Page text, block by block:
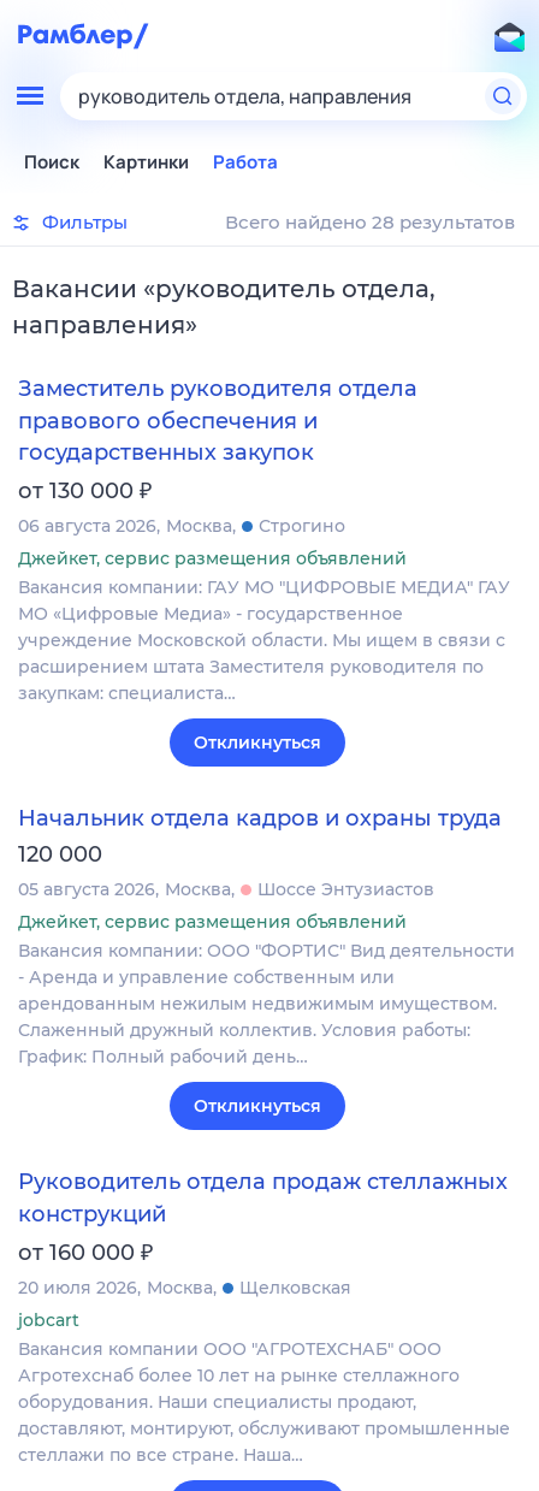
руководитель отдела, направления
Поиск Картинки Работа
Фильтры Всего найдено 28 результатов
Вакансии «руководитель отдела,
направления»
Заместитель руководителя отдела
правового обеспечения и
государственных закупок
от 130 000 ₽
06 августа 2026 Москва
Строгино
Джейкет, сервис размещения объявлений
Вакансия компании: ГАУ МО "ЦИФРОВЫЕ МЕДИА" ГАУ
МО «Цифровые Медиа» - государственное
учреждение Московской области. Мы ищем в связи с
расширением штата Заместителя руководителя по
закупкам: специалиста…
Откликнуться
Начальник отдела кадров и охраны труда
120 000
05 августа 2026 Москва
Шоссе Энтузиастов
Джейкет, сервис размещения объявлений
Вакансия компании: ООО "ФОРТИС" Вид деятельности
- Аренда и управление собственным или
арендованным нежилым недвижимым имуществом.
Слаженный дружный коллектив. Условия работы:
График: Полный рабочий день…
Откликнуться
Руководитель отдела продаж стеллажных
конструкций
от 160 000 ₽
20 июля 2026 Москва
Щелковская
jobcart
Вакансия компании ООО "АГРОТЕХСНАБ" ООО
Агротехснаб более 10 лет на рынке стеллажного
оборудования. Наши специалисты продают,
доставляют, монтируют, обслуживают промышленные
стеллажи по все стране. Наша…